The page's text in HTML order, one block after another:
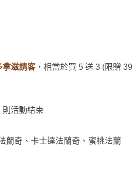
拿滋請客 ，相當於買 5 送 3 (限贈 39
則活動結束
蘭奇、卡士達法蘭奇、蜜桃法蘭